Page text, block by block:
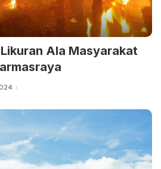
Ala Masyarakat